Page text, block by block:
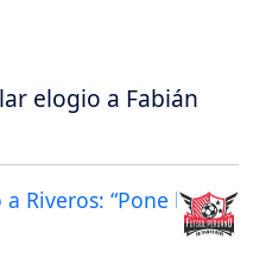
elogio a Fabián